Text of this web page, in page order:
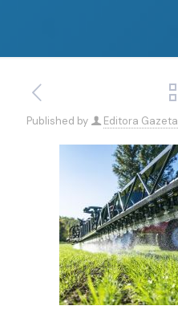
Published by Editora Gazeta